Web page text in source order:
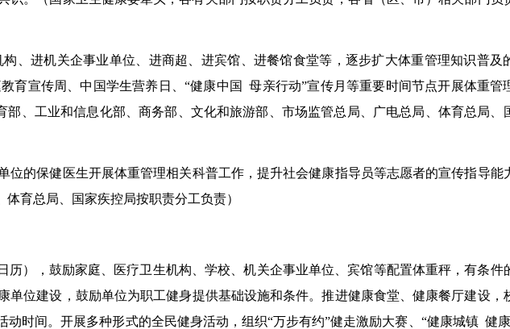
构、进机关企事业单位、进商超、进宾馆、进餐馆食堂等，逐步扩大体重管理知识普及
育宣传周 、中国学生营养日 、“健康中国 母亲行动”宣传月 等重要时间节点开展体重管
、工业和信息化部、商务部、文化和旅游部、市场监管总局、广电总局、 体育总局
位的保健医生开展体重管理相关科普工作，提升社会健康指导员等志愿者的宣传指导能
体育总局 、国家疾控局按职责分工负责）
历），鼓励家庭、医疗卫生机构、学校、机关企事业单位、宾馆等配置体重秤，有条件
单位建设， 鼓励单位为职工健身提供基础设施和条件。推进健康食堂、健康餐厅建设，
动时间 。开展多种形式的全民健身活动，组织“万步有约”健走激励大赛 “健康城镇 健